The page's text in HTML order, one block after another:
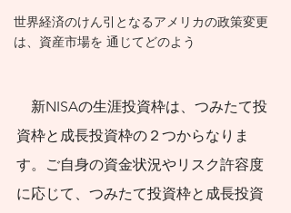
ている負債です。
​人生100年時代が現
に見合った資産形成
の必要性を背負って
暮らしていると意識
すべきです。
世界経済のけん引となるアメリカの政策変更
は、資産市場を 通じてどのよう
新NISAの生涯投資枠は、つみたて投
資枠と成長投資枠の２つからなりま
す。ご自身の資金状況やリスク許容度
に応じて、つみたて投資枠と成長投資